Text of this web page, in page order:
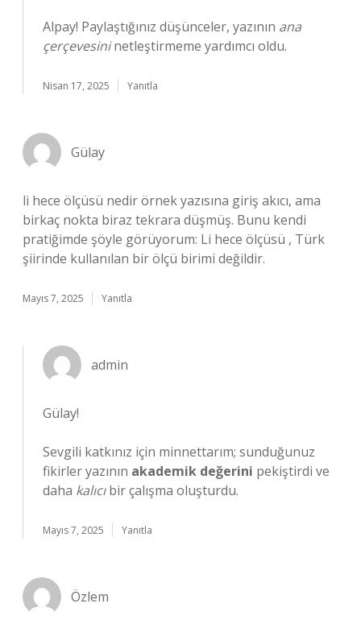
Alpay! Paylaştığınız düşünceler, yazının ana
çerçevesininetleştirmeme yardımcı oldu.
Nisan 17, 2025 Yanıtla
Gülay
li hece ölçüsü nedir örnek yazısına giriş akıcı, ama
birkaç nokta biraz tekrara düşmüş. Bunu kendi
pratiğimde şöyle görüyorum: Li hece ölçüsü , Türk
şiirinde kullanılan bir ölçü birimi değildir.
Mayıs 7, 2025 Yanıtla
admin
Gülay!
Sevgili katkınız için minnettarım; sunduğunuz
fikirler yazının akademik değerini pekiştirdi ve
daha kalıcıbir çalışma oluşturdu.
Mayıs 7, 2025 Yanıtla
Özlem